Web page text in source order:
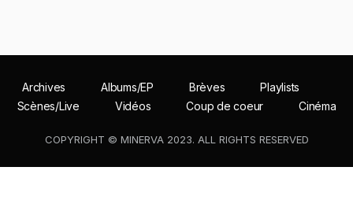
Archives Albums/EP Brèves
Playlists
Scènes/Live
Vidéos Coup de coeur Cinéma
COPYRIGHT © MINERVA 2023. ALL RIGHTS RESERVED